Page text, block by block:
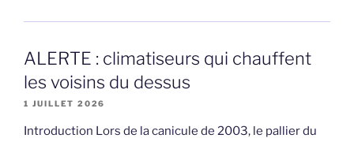
ALERTE : climatiseurs qui chauffent
les voisins du dessus
1 JUILLET 2026
Introduction Lors de la canicule de 2003, le pallier du